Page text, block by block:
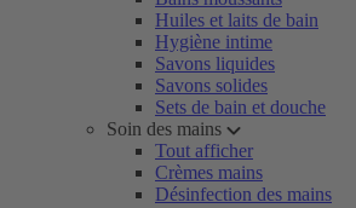
Huiles et laits de bain
Hygiène intime
Savons liquides
Savons solides
Sets de bain et douche
Soin des mains
Tout afficher
Crèmes mains
Désinfection des mains